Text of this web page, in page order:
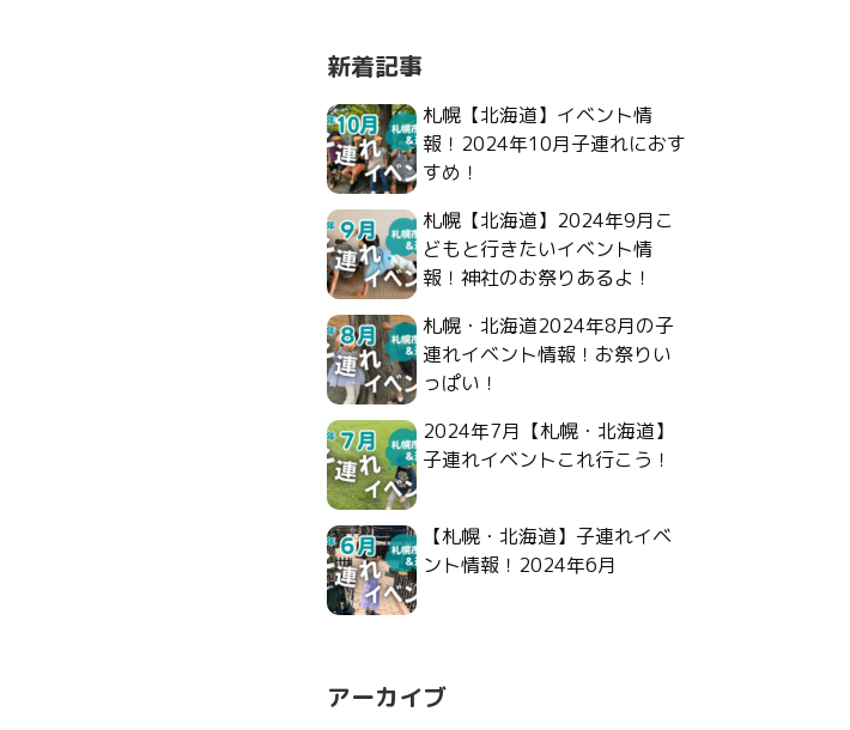
新着記事
札幌【北海道】イベント情
報！2024年10月子連れにおす
すめ！
札幌【北海道】2024年9月こ
どもと行きたいイベント情
報！神社のお祭りあるよ！
札幌・北海道2024年8月の子
連れイベント情報！お祭りい
っぱい！
2024年7月【札幌・北海道】
子連れイベントこれ行こう！
【札幌・北海道】子連れイベ
ント情報！2024年6月
アーカイブ